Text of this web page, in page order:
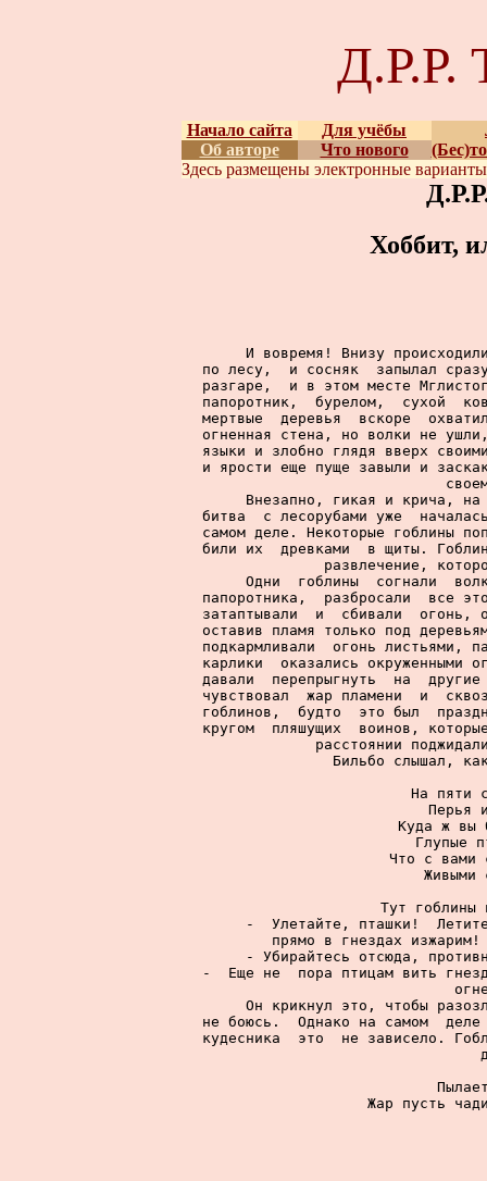
Начало сайта Для учёбы
Об авторе
Что нового
Здесь размещены электронные
Хоббит,
И вовремя! Внизу
по лесу,  и сосняк  запылал
разгаре,  и в этом месте
папоротник,  бурелом,  сухой
мертвые  деревья  вскоре
огненная стена, но волки не
языки и злобно глядя вверх
и ярости еще пуще завыли и
Внезапно, гикая и крича,
битва  с лесорубами уже
самом деле. Некоторые гоблины
били их  древками  в щиты.
развлечение,
Одни  гоблины  согнали
папоротника,  разбросали  все
затаптывали  и  сбивали  огонь,
оставив пламя только под
подкармливали  огонь листьями,
карлики  оказались окруженными
давали  перепрыгнуть  на
чувствовал  жар пламени  и
гоблинов,  будто  это был
кругом  пляшущих  воинов,
расстоянии
Бильбо слышал,
На пяти
Перья
Куда ж вы
Глупые
Что с вами
Живыми
Тут гоблины
-  Улетайте, пташки!
прямо в гнездах
- Убирайтесь отсюда,
-  Еще не  пора птицам вить
Он крикнул это, чтобы
не боюсь.  Однако на самом
кудесника  это  не зависело.
Жар пусть